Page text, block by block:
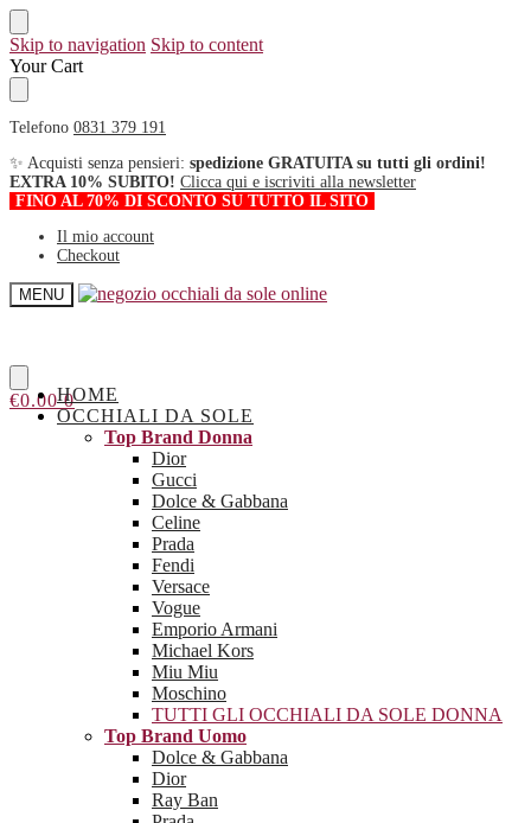
Skip to navigation Skip to content
Your Cart
Telefono 0831 379 191
✨ Acquisti senza pensieri: spedizione GRATUITA su tutti gli ordini!
EXTRA 10% SUBITO! Clicca qui e iscriviti alla newsletter
FINO AL 70% DI SCONTO SU TUTTO IL SITO
Il mio account
Checkout
MENU
€0.00 0HOME
OCCHIALI DA SOLE
Top Brand Donna
Dior
Gucci
Dolce & Gabbana
Celine
Prada
Fendi
Versace
Vogue
Emporio Armani
Michael Kors
Miu Miu
Moschino
TUTTI GLI OCCHIALI DA SOLE DONNA
Top Brand Uomo
Dolce & Gabbana
Dior
Ray Ban